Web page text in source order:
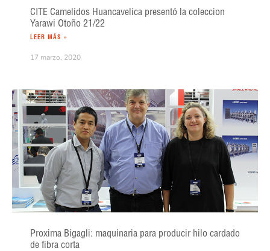
CITE Camelidos Huancavelica presentó la coleccion
Yarawi Otoño 21/22
LEER MÁS »
17 marzo, 2020
Proxima Bigagli: maquinaria para producir hilo cardado
de fibra corta